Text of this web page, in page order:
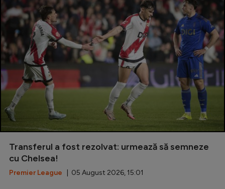
Transferul a fost rezolvat: urmează să semneze
cu Chelsea!
Premier League | 05 August 2026, 15:01